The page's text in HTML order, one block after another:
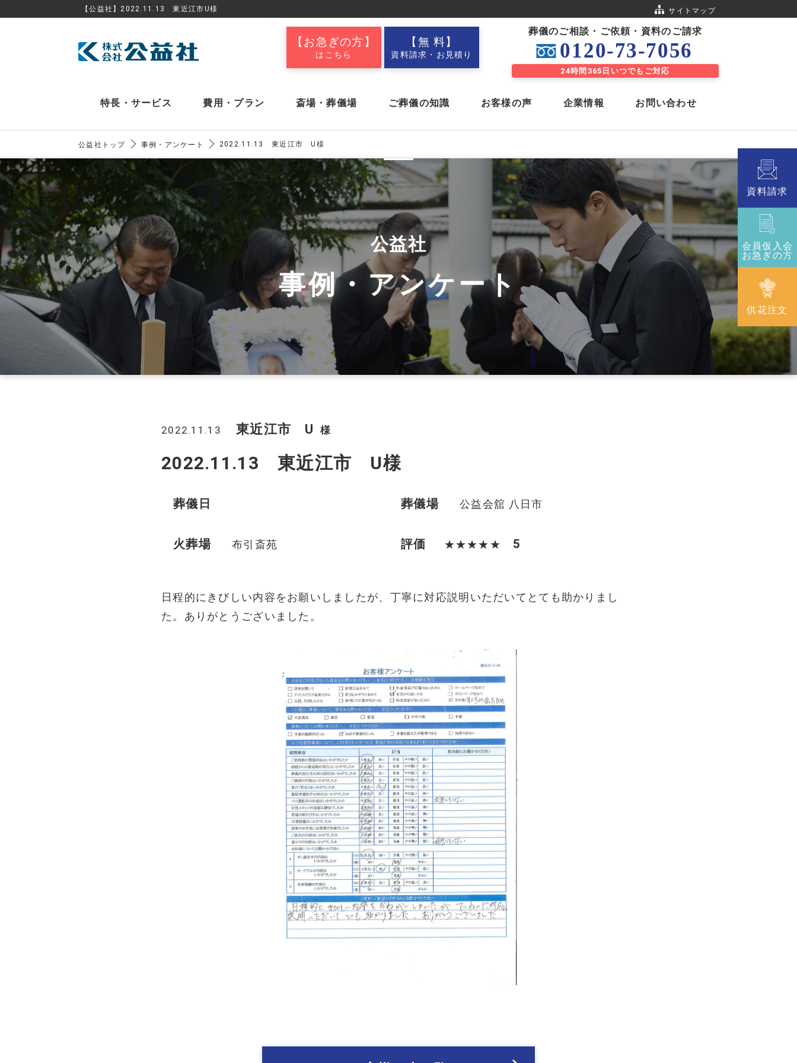
【公益社】2022.11.13 東近江市U様 サイトマップ
【お急ぎの方】
はこちら
【無 料】
資料請求・お見積り
葬儀のご相談・ご依頼・資料のご請求
0120-73-7056
24時間365⽇いつでもご対応
特長・サービス
6つの特長 事前相談 アフターサポート 会員制度 6つの認証・資格を取得
SDGsへの取組み
費用・プラン
火葬式 家族葬・一般葬
社葬・合同葬・お別れ会
斎場・葬儀場
メモリアルプラザ
公益会舘
メモリアルプラザ
公益会舘 彦根東 公益会舘 多賀 公益会舘 八日市 公益会舘 近江八幡
彦根市 近江八幡市 東近江市 犬上郡 野洲市・守山市
ご葬儀の知識
よくあるご質問 ご葬儀の流れ
お葬式ブログ
お客様の声 企業情報
会社概要 スタッフ紹介
アイリスクラブ通信「虹」
採用情報
ご供花注文
お問い合わせ
資料請求
会員仮入会
お急ぎの方
供花注文
公益社トップ 事例・アンケート 2022.11.13 東近江市 U様
公益社
事例・アンケート
2022.11.13 東近江市 U 様
2022.11.13 東近江市 U様
葬儀日 葬儀場 公益会舘 八日市
火葬場 布引斎苑 評価 ★★★★★ 5
日程的にきびしい内容をお願いしましたが、丁寧に対応説明いただいてとても助かりまし
た。ありがとうございました。